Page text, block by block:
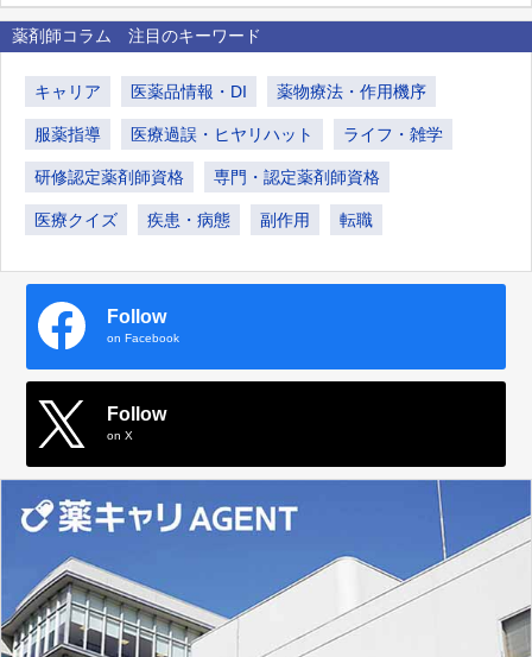
薬剤師コラム 注目のキーワード
キャリア 医薬品情報・DI 薬物療法・作用機序
服薬指導 医療過誤・ヒヤリハット ライフ・雑学
研修認定薬剤師資格 専門・認定薬剤師資格
医療クイズ 疾患・病態 副作用 転職
Follow
on Facebook
Follow
on X